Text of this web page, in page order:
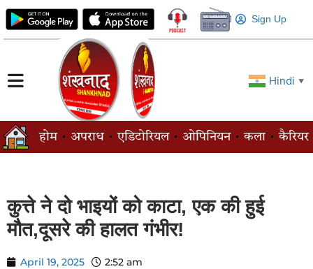
Sign Up
Hindi ▼
होम अपराध एडिटोरियल ओपिनियन कला कैरियर
कुत्ते ने दो भाइयों को काटा, एक की हुई
मौत,दूसरे की हालत गंभीर!
April 19, 2025 2:52 am